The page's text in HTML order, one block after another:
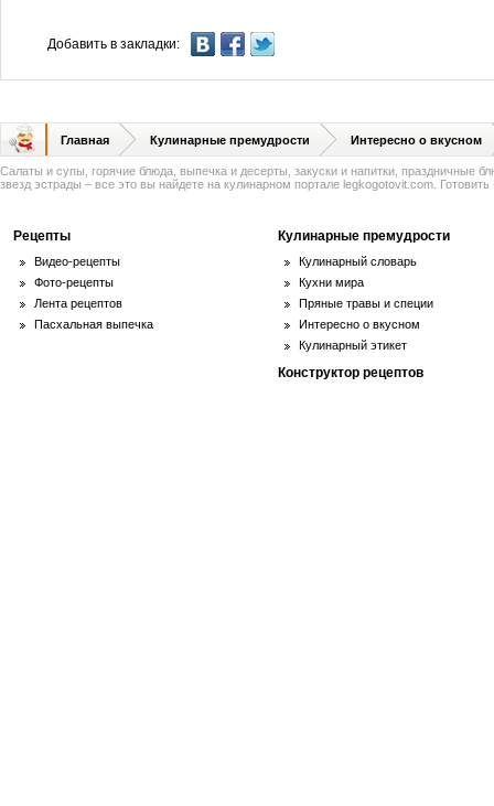
Добавить в закладки:
Главная Кулинарные премудрости Интересно о вкусном
Салаты и супы, горячие блюда, выпечка и десерты, закуски и напитки, праздничные
звезд эстрады – все это вы найдете на кулинарном портале legkogotovit.com. Готовить
Рецепты
Видео-рецепты
Фото-рецепты
Лента рецептов
Пасхальная выпечка
Кулинарные премудрости
Кулинарный словарь
Кухни мира
Пряные травы и специи
Интересно о вкусном
Кулинарный этикет
Конструктор рецептов